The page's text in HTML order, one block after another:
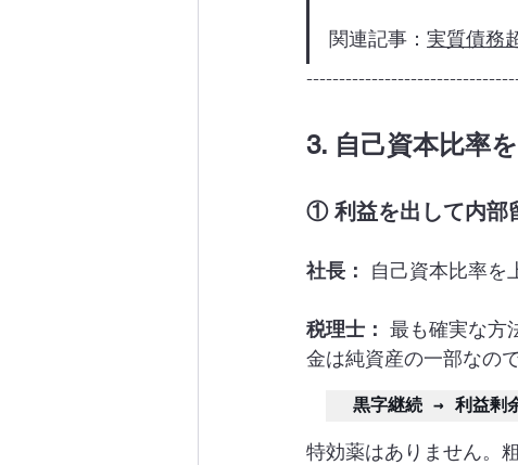
関連記事： 実質債務
3. 自己資本比率
① 利益を出して内部
社長： 自己資本比率を
税理士： 最も確実な方
金は純資産の一部なの
黒字継続 → 利益剰
特効薬はありません。